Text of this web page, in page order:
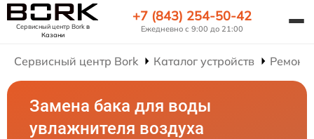
Сервисный центр Borkв
Казани
+7 (843) 254-50-42
Ежедневно с 9:00 до 21:00
Сервисный центр Bork Каталог устройств Ремонт
Замена бака для воды
увлажнителя воздуха